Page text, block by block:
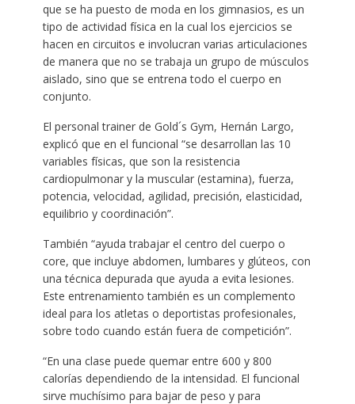
que se ha puesto de moda en los gimnasios, es un
tipo de actividad física en la cual los ejercicios se
hacen en circuitos e involucran varias articulaciones
de manera que no se trabaja un grupo de músculos
aislado, sino que se entrena todo el cuerpo en
conjunto.
El personal trainer de Gold´s Gym, Hernán Largo,
explicó que en el funcional “se desarrollan las 10
variables físicas, que son la resistencia
cardiopulmonar y la muscular (estamina), fuerza,
potencia, velocidad, agilidad, precisión, elasticidad,
equilibrio y coordinación”.
También “ayuda trabajar el centro del cuerpo o
core, que incluye abdomen, lumbares y glúteos, con
una técnica depurada que ayuda a evita lesiones.
Este entrenamiento también es un complemento
ideal para los atletas o deportistas profesionales,
sobre todo cuando están fuera de competición”.
“En una clase puede quemar entre 600 y 800
calorías dependiendo de la intensidad. El funcional
sirve muchísimo para bajar de peso y para